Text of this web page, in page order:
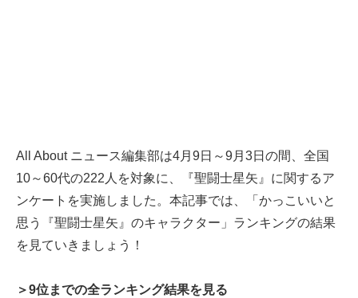
All About ニュース編集部は4月9日～9月3日の間、全国
10～60代の222人を対象に、『聖闘士星矢』に関するア
ンケートを実施しました。本記事では、「かっこいいと
思う『聖闘士星矢』のキャラクター」ランキングの結果
を見ていきましょう！
＞9位までの全ランキング結果を見る